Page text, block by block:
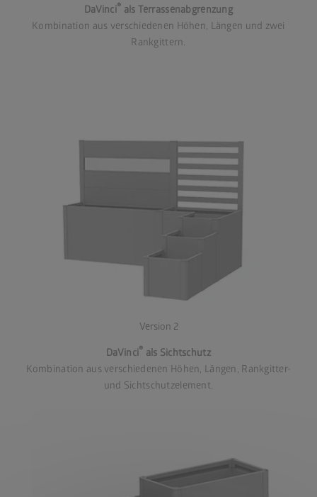
DaVinci® als Terrassenabgrenzung
Kombination aus verschiedenen Höhen, Längen und zwei
Rankgittern.
Version 2
DaVinci® als Sichtschutz
Kombination aus verschiedenen Höhen, Längen, Rankgitter-
und Sichtschutzelement.